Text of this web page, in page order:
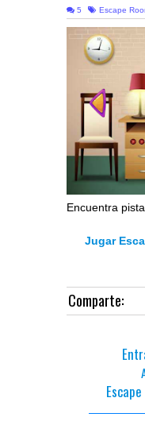
5 Escape
Encuentra
Jugar
Comparte: